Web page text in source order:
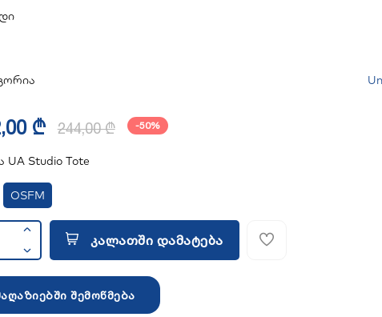
₾ 244,00 ₾ -50%
UA Studio Tote
OSFM
კალათში დამატება
შემოწმება